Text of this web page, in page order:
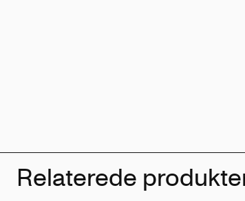
Relaterede